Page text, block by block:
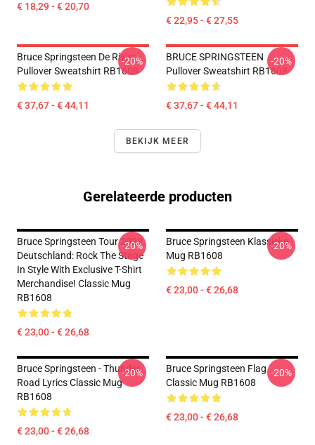
€ 18,29 - € 20,70
€ 22,95 - € 27,55
Bruce Springsteen De Rivier
Pullover Sweatshirt RB1608
€ 37,67 - € 44,11
-20%
BRUCE SPRINGSTEEN
Pullover Sweatshirt RB1608
€ 37,67 - € 44,11
-20%
BEKIJK MEER
Gerelateerde producten
Bruce Springsteen Tour 2023
Deutschland: Rock The Stage
In Style With Exclusive T-Shirt
Merchandise! Classic Mug
RB1608
€ 23,00 - € 26,68
-20%
Bruce Springsteen Klassieke
Mug RB1608
€ 23,00 - € 26,68
-20%
Bruce Springsteen - Thunder
Road Lyrics Classic Mug
RB1608
€ 23,00 - € 26,68
-20%
Bruce Springsteen Flag
Classic Mug RB1608
€ 23,00 - € 26,68
-20%